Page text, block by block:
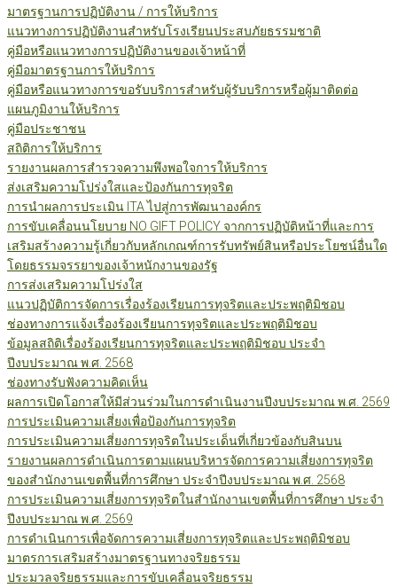
มาตรฐานการปฏิบัติงาน / การให้บริการ
แนวทางการปฏิบัติงานสำหรับโรงเรียนประสบภัยธรรมชาติ
คู่มือหรือแนวทางการปฏิบัติงานของเจ้าหน้าที่
คู่มือมาตรฐานการให้บริการ
คู่มือหรือแนวทางการขอรับบริการสำหรับผู้รับบริการหรือผู้มาติดต่อ
แผนภูมิงานให้บริการ
คู่มือประชาชน
สถิติการให้บริการ
รายงานผลการสำรวจความพึงพอใจการให้บริการ
ส่งเสริมความโปร่งใสและป้องกันการทุจริต
การนำผลการประเมิน ITA ไปสู่การพัฒนาองค์กร
การขับเคลื่อนนโยบาย NO GIFT POLICY จากการปฏิบัติหน้าที่และการ
เสริมสร้างความรู้เกี่ยวกับหลักเกณฑ์การรับทรัพย์สินหรือประโยชน์อื่นใด
โดยธรรมจรรยาของเจ้าหนักงานของรัฐ
การส่งเสริมความโปร่งใส
แนวปฏิบัติการจัดการเรื่องร้องเรียนการทุจริตและประพฤติมิชอบ
ช่องทางการแจ้งเรื่องร้องเรียนการทุจริตและประพฤติมิชอบ
ข้อมูลสถิติเรื่องร้องเรียนการทุจริตและประพฤติมิชอบ ประจำ
ปีงบประมาณ พ.ศ. 2568
ช่องทางรับฟังความคิดเห็น
ผลการเปิดโอกาสให้มีส่วนร่วมในการดำเนินงานปีงบประมาณ พ.ศ. 2569
การประเมินความเสี่ยงเพื่อป้องกันการทุจริต
การประเมินความเสี่ยงการทุจริตในประเด็นที่เกี่ยวข้องกับสินบน
รายงานผลการดำเนินการตามแผนบริหารจัดการความเสี่ยงการทุจริต
ของสำนักงานเขตพื้นที่การศึกษา ประจำปีงบประมาณ พ.ศ. 2568
การประเมินความเสี่ยงการทุจริตในสำนักงานเขตพื้นที่การศึกษา ประจำ
ปีงบประมาณ พ.ศ. 2569
การดำเนินการเพื่อจัดการความเสี่ยงการทุจริตและประพฤติมิชอบ
มาตรการเสริมสร้างมาตรฐานทางจริยธรรม
ประมวลจริยธรรมและการขับเคลื่อนจริยธรรม